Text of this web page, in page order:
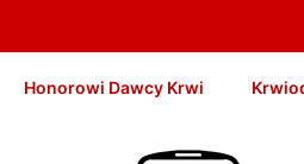
Honorowi Dawcy Krwi